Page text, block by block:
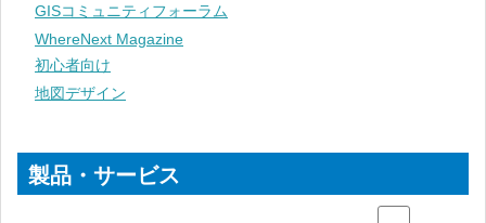
GISコミュニティフォーラム
WhereNext Magazine
初心者向け
地図デザイン
製品・サービス